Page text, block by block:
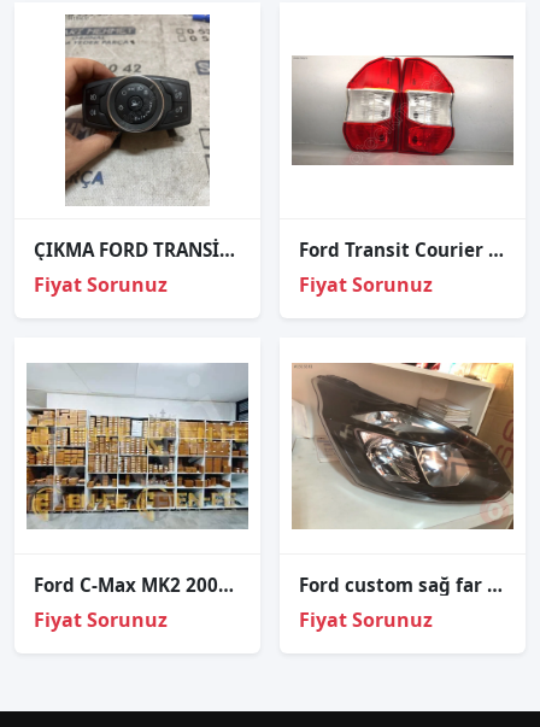
ÇIKMA FORD TRANSİT BM5T 13A024 CF BM5T13A024CF FAR ANAHTARI
Fiyat Sorunuz
Ford Transit Courier Sağ Sol Stop
Fiyat Sorunuz
Ford C-Max MK2 2007-2010 Xenon Far Beyni 6M2112K072AA
Fiyat Sorunuz
Ford custom sağ far çıkma orjinal
Fiyat Sorunuz